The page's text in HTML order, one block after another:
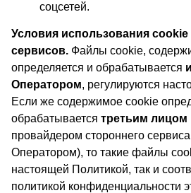
соцсетей.
Условия использования cookie
сервисов. Файлы cookie,
определяется и обрабатывается
Оператором, регулируются
Если же содержимое cookie
обрабатывается третьим лицом
провайдером стороннего
Оператором), то такие файлы
настоящей Политикой, так и
политикой конфиденциальности